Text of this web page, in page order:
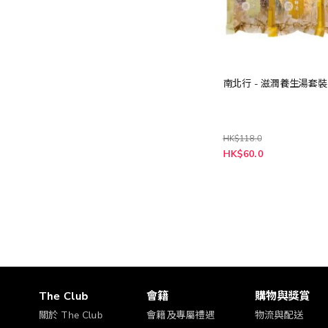
南北行 - 滋潤養生湯套裝
HK$118.0
特
殊
HK$60.0
The Club
關於 The Club
會籍
會籍及專屬禮遇
購物與獎賞
物流與配送